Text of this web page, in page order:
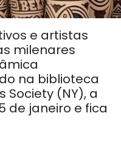
e artistas
milenares
na biblioteca
Society (NY), a
de janeiro e fica